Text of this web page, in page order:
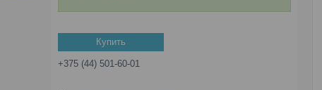
Купить
+375 (44) 501-60-01